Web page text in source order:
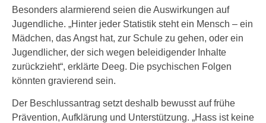
Besonders alarmierend seien die Auswirkungen auf
Jugendliche. „Hinter jeder Statistik steht ein Mensch – ein
Mädchen, das Angst hat, zur Schule zu gehen, oder ein
Jugendlicher, der sich wegen beleidigender Inhalte
zurückzieht“, erklärte Deeg. Die psychischen Folgen
könnten gravierend sein.
Der Beschlussantrag setzt deshalb bewusst auf frühe
Prävention, Aufklärung und Unterstützung. „Hass ist keine